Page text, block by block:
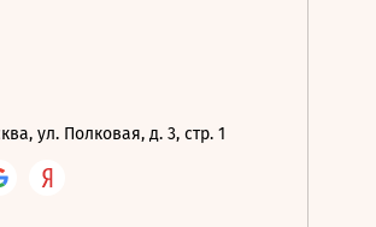
ул. Полковая, д. 3, стр. 1